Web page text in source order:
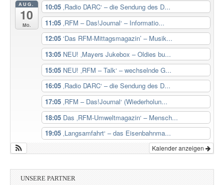
AUG.
10
Mo.
10:05 ‚Radio DARC‘ – die Sendung des D...
11:05 ‚RFM – Das!Journal‘ – Informatio...
12:05 ‘Das RFM-Mittagsmagazin’ – Musik...
13:05 NEU! ‚Mayers Jukebox – Oldies bu...
15:05 NEU! ‚RFM – Talk‘ – wechselnde G...
16:05 ‚Radio DARC‘ – die Sendung des D...
17:05 ‚RFM – Das!Journal‘ (Wiederholun...
18:05 Das ‚RFM-Umweltmagazin‘ – Mensch...
19:05 ‚Langsamfahrt‘ – das Eisenbahnma...
Kalender anzeigen
UNSERE PARTNER